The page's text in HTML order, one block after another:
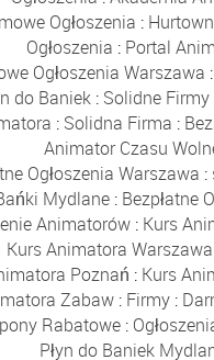
Ogłoszenia :
Ogłoszenia : Portal
Ogłoszenia Warszawa :
do Baniek: Solidne Firmy
: Solidna Firma :
Animator Czasu
Ogłoszenia Warszawa :
Mydlane: Bezpłatne
Animatorów: Kurs
Kurs Animatora Warszawa
Poznań : Kurs
Zabaw : Firmy :
Rabatowe :
Płyn do Baniek